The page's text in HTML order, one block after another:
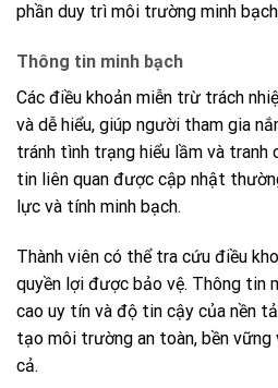
phần duy trì môi trường minh
Thông tin minh bạch
Các điều khoản miễn trừ trách
và dễ hiểu, giúp người tham gia
tránh tình trạng hiểu lầm và tranh
tin liên quan được cập nhật
lực và tính minh bạch.
Thành viên có thể tra cứu điều
quyền lợi được bảo vệ. Thông tin
cao uy tín và độ tin cậy của nền
tạo môi trường an toàn, bền
cả.